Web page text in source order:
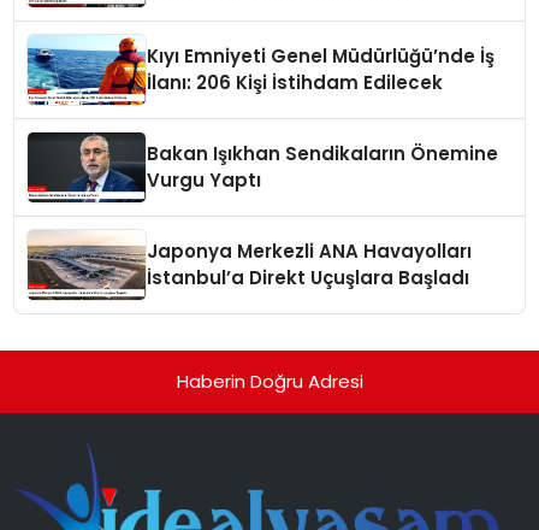
Kıyı Emniyeti Genel Müdürlüğü’nde İş
İlanı: 206 Kişi İstihdam Edilecek
Bakan Işıkhan Sendikaların Önemine
Vurgu Yaptı
Japonya Merkezli ANA Havayolları
İstanbul’a Direkt Uçuşlara Başladı
Haberin Doğru Adresi